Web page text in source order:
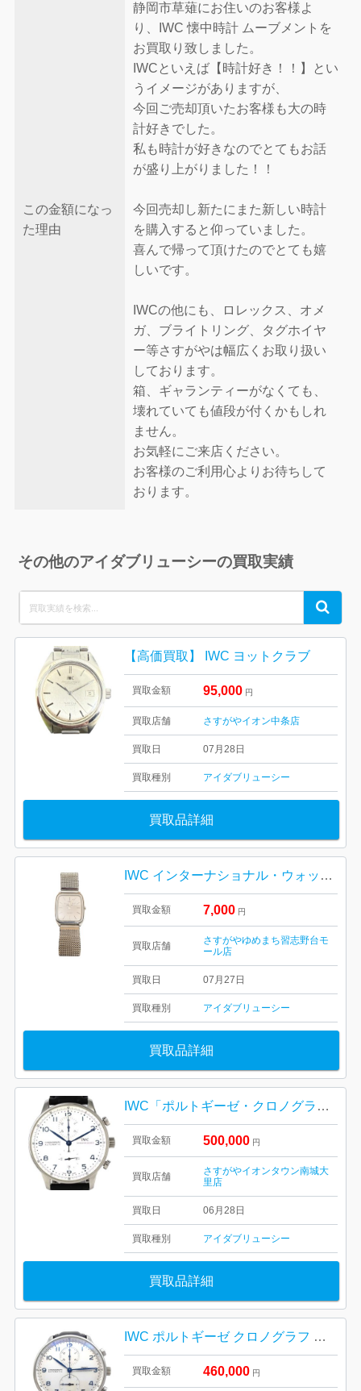
この金額になっ
た理由
静岡市草薙にお住いのお客様よ
り、IWC 懐中時計 ムーブメントを
お買取り致しました。
IWCといえば【時計好き！！】とい
うイメージがありますが、
今回ご売却頂いたお客様も大の時
計好きでした。
私も時計が好きなのでとてもお話
が盛り上がりました！！
今回売却し新たにまた新しい時計
を購入すると仰っていました。
喜んで帰って頂けたのでとても嬉
しいです。
IWCの他にも、ロレックス、オメ
ガ、ブライトリング、タグホイヤ
ー等さすがやは幅広くお取り扱い
しております。
箱、ギャランティーがなくても、
壊れていても値段が付くかもしれ
ません。
お気軽にご来店ください。
お客様のご利用心よりお待ちして
おります。
その他のアイダブリューシーの買取実績
for:
Search
【高価買取】 IWC ヨットクラブ
買取金額 95,000 円
買取店舗 さすがやイオン中条店
買取日 07月28日
買取種別 アイダブリューシー
買取品詳細
IWC インターナショナル・ウォッチ・カンパニー
買取金額 7,000 円
買取店舗
さすがやゆめまち習志野台モ
ール店
買取日 07月27日
買取種別 アイダブリューシー
買取品詳細
IWC「ポルトギーゼ・クロノグラフ」
買取金額 500,000 円
買取店舗
さすがやイオンタウン南城大
里店
買取日 06月28日
買取種別 アイダブリューシー
買取品詳細
IWC ポルトギーゼ クロノグラフ 腕時計
買取金額 460,000 円